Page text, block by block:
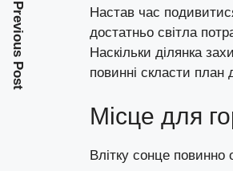
Настав час
достатньо світла
Наскільки ділянка
повинні скласти план
Місце для
Влітку сонце повинно
Previous Post